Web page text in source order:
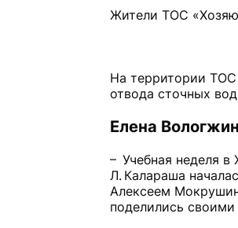
Жители ТОС
На территории ТОС
отвода сточных
Елена
– Учебная неделя
Л. Калараша
Алексеем
поделились